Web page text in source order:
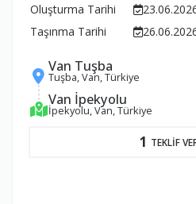
Oluşturma Tarihi
Taşınma Tarihi
Van Tuşba
Tuşba, Van, Türkiye
Van İpekyolu
İpekyolu, Van, Türkiye
1 TEKLİF